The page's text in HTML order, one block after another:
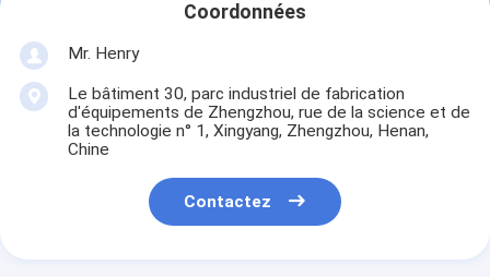
Coordonnées
Mr. Henry
Le bâtiment 30, parc industriel de fabrication
d'équipements de Zhengzhou, rue de la science et de
la technologie n° 1, Xingyang, Zhengzhou, Henan,
Chine
Contactez